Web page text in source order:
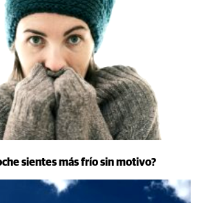
sientes más frío sin motivo?